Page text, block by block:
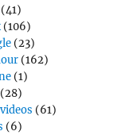
(41)
(106)
(23)
(162)
(1)
(28)
(61)
(6)